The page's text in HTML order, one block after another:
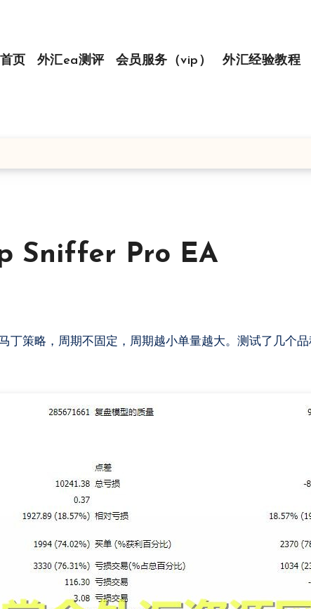
首页 外汇ea测评 会员服务（vip） 外汇经验教程
Sniffer Pro EA